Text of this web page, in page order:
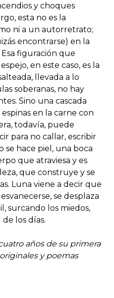
y choques
esta no es la
ni a un autorretrato;
encontrarse) en la
figuración que
en este caso, es la
llevada a lo
soberanas, no hay
Sino una cascada
en la carne con
todavía, puede
para no callar, escribir
se hace piel, una boca
que atraviesa y es
que construye y se
Luna viene a decir que
se desplaza
surcando los miedos,
los días.
años de su primera
y poemas